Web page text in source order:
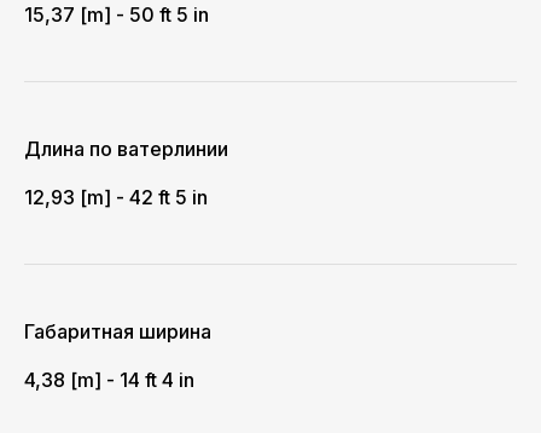
15,37 [m] - 50 ft 5 in
Длина по ватерлинии
12,93 [m] - 42 ft 5 in
Габаритная ширина
4,38 [m] - 14 ft 4 in